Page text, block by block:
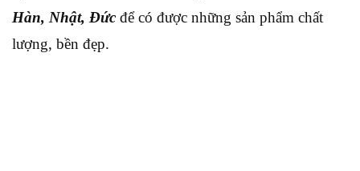
Hàn, Nhật, Đức để có được những sản phẩm chất
lượng, bền đẹp.